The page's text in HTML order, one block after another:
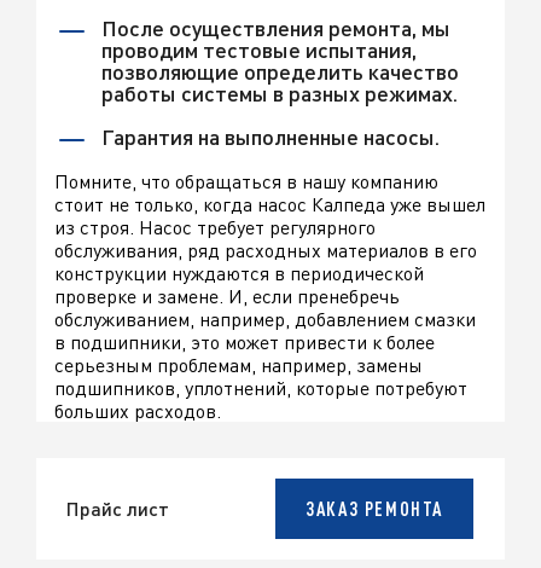
После осуществления ремонта, мы
проводим тестовые испытания,
позволяющие определить качество
работы системы в разных режимах.
Гарантия на выполненные насосы.
Помните, что обращаться в нашу компанию
стоит не только, когда насос Калпеда уже вышел
из строя. Насос требует регулярного
обслуживания, ряд расходных материалов в его
конструкции нуждаются в периодической
проверке и замене. И, если пренебречь
обслуживанием, например, добавлением смазки
в подшипники, это может привести к более
серьезным проблемам, например, замены
подшипников, уплотнений, которые потребуют
больших расходов.
Прайс лист ЗАКАЗ РЕМОНТА